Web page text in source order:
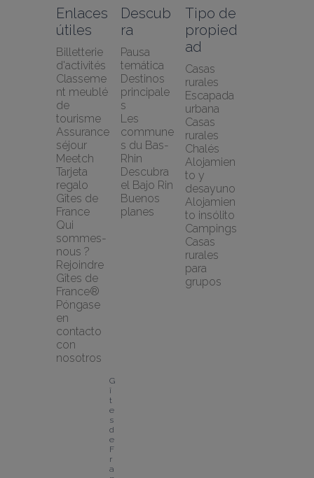
Enlaces
útiles
Billetterie
d'activités
Classeme
nt meublé
de
tourisme
Assurance
séjour
Meetch
Tarjeta
regalo
Gîtes de
France
Qui
sommes-
nous ?
Rejoindre
Gîtes de
France®
Póngase
en
contacto
con
nosotros
Descub
ra
Pausa
temática
Destinos
principale
s
Les
commune
s du Bas-
Rhin
Descubra
el Bajo Rin
Buenos
planes
Tipo de
propied
ad
Casas
rurales
Escapada
urbana
Casas
rurales
Chalés
Alojamien
to y
desayuno
Alojamien
to insólito
Campings
Casas
rurales
para
grupos
G
î
t
e
s
d
e
F
r
a